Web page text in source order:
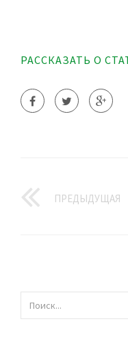
РАССКАЗАТЬ О
ПРЕДЫДУЩАЯ